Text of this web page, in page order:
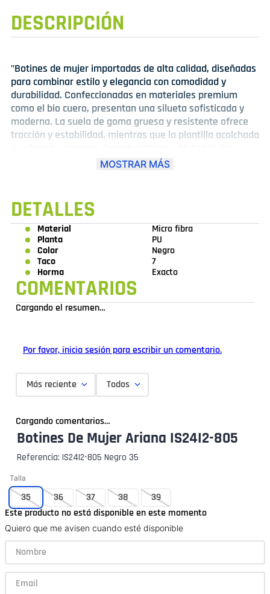
DESCRIPCIÓN
"Botines de mujer importadas de alta calidad, diseñadas
para combinar estilo y elegancia con comodidad y
durabilidad. Confeccionadas en materiales premium
como el bio cuero, presentan una silueta sofisticada y
moderna. La suela de goma gruesa y resistente ofrece
tracción y estabilidad, mientras que la plantilla acolchada
Cuero - Suela: Goma gruesa y resistente - Plantilla:
disponibles. Ideales para combinar con faldas,
pantalones o vestidos, estos botines son perfectas para
un look elegante y sofisticado. Disfruta de la calidad y el
estilo que solo las botas de mujer importadas pueden
ofrecer."
MOSTRAR MÁS
DETALLES
Material
Micro fibra
Planta
PU
Color
Negro
Taco
7
Horma
Exacto
COMENTARIOS
Cargando el resumen…
Por favor, inicia sesión para escribir un comentario.
Más reciente Todos
Cargando comentarios…
Botines De Mujer Ariana IS24I2-805
Referencia: IS24I2-805 Negro 35
Talla
35 36 37 38
39
Este producto no está disponible en este momento
Quiero que me avisen cuando esté disponible